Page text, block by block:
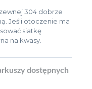
304 dobrze
Jeśli otoczenie ma
siatkę
na kwasy.
dostępnych